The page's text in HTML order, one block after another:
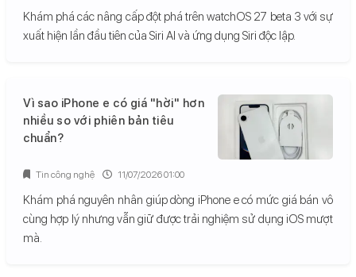
Khám phá các nâng cấp đột phá trên watchOS 27 beta 3 với sự
xuất hiện lần đầu tiên của Siri AI và ứng dụng Siri độc lập.
Vì sao iPhone e có giá "hời" hơn
nhiều so với phiên bản tiêu
chuẩn?
Khám phá nguyên nhân giúp dòng iPhone e có mức giá bán vô
cùng hợp lý nhưng vẫn giữ được trải nghiệm sử dụng iOS mượt
mà.
Tin công nghệ 11/07/2026 01:00